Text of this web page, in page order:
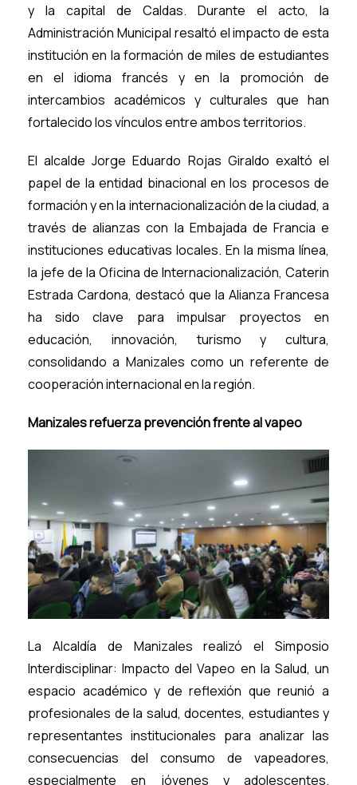
y la capital de Caldas. Durante el acto, la
Administración Municipal resaltó el impacto de esta
institución en la formación de miles de estudiantes
en el idioma francés y en la promoción de
intercambios académicos y culturales que han
fortalecido los vínculos entre ambos territorios.
El alcalde Jorge Eduardo Rojas Giraldo exaltó el
papel de la entidad binacional en los procesos de
formación y en la internacionalización de la ciudad, a
través de alianzas con la Embajada de Francia e
instituciones educativas locales. En la misma línea,
la jefe de la Oficina de Internacionalización, Caterin
Estrada Cardona, destacó que la Alianza Francesa
ha sido clave para impulsar proyectos en
educación, innovación, turismo y cultura,
consolidando a Manizales como un referente de
cooperación internacional en la región.
Manizales refuerza prevención frente al vapeo
La Alcaldía de Manizales realizó el Simposio
Interdisciplinar: Impacto del Vapeo en la Salud, un
espacio académico y de reflexión que reunió a
profesionales de la salud, docentes, estudiantes y
representantes institucionales para analizar las
consecuencias del consumo de vapeadores,
especialmente en jóvenes y adolescentes.